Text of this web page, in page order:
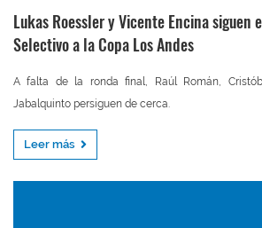
Lukas Roessler y Vicente Encina siguen
Selectivo a la Copa Los Andes
A falta de la ronda final, Raúl Román,
Jabalquinto persiguen de cerca.
Leer más